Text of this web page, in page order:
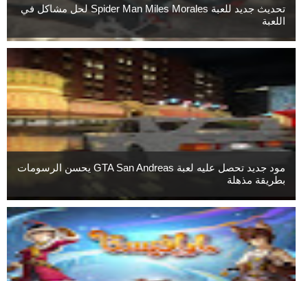
تحديث جديد للعبة Spider Man Miles Morales لحل مشاكل في
اللعبة
مود جديد تحصل عليه لعبة GTA San Andreas يحسن الرسومات
بطريقة مذهلة